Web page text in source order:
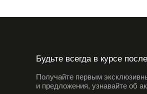
Будьте всегда в курсе
Получайте первым
и предложения, узнавайте об